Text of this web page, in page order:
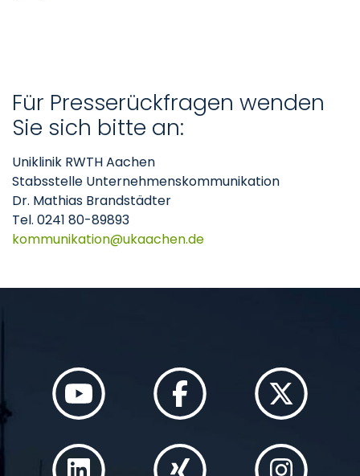
Für Presserückfragen wenden
Sie sich bitte an:
Uniklinik RWTH Aachen
Stabsstelle Unternehmenskommunikation
Dr. Mathias Brandstädter
Tel. 0241 80-89893
kommunikation
ukaachende